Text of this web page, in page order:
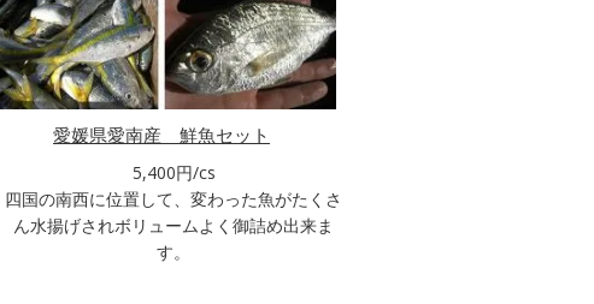
愛媛県愛南産 鮮魚セット
5,400円/cs
四国の南西に位置して、変わった魚がたくさ
ん水揚げされボリュームよく御詰め出来ま
す。